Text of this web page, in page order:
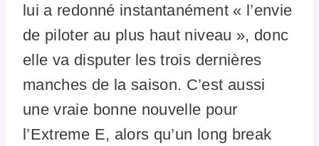
lui a redonné instantanément « l’envie
de piloter au plus haut niveau », donc
elle va disputer les trois dernières
manches de la saison. C’est aussi
une vraie bonne nouvelle pour
l’Extreme E, alors qu’un long break